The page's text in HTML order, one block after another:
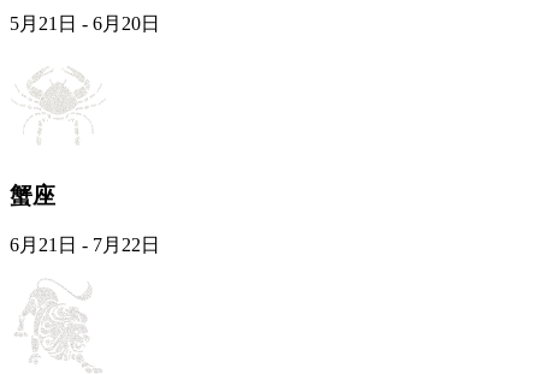
5月21日 - 6月20日
蟹座
6月21日 - 7月22日